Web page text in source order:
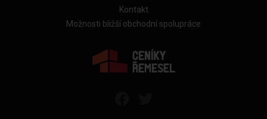
Kontakt
Možnosti bližší obchodní spolupráce